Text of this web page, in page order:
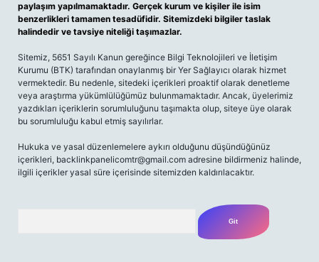
paylaşım yapılmamaktadır. Gerçek kurum ve kişiler ile isim
benzerlikleri tamamen tesadüfidir. Sitemizdeki bilgiler taslak
halindedir ve tavsiye niteliği taşımazlar.
Sitemiz, 5651 Sayılı Kanun gereğince Bilgi Teknolojileri ve İletişim
Kurumu (BTK) tarafından onaylanmış bir Yer Sağlayıcı olarak hizmet
vermektedir. Bu nedenle, sitedeki içerikleri proaktif olarak denetleme
veya araştırma yükümlülüğümüz bulunmamaktadır. Ancak, üyelerimiz
yazdıkları içeriklerin sorumluluğunu taşımakta olup, siteye üye olarak
bu sorumluluğu kabul etmiş sayılırlar.
Hukuka ve yasal düzenlemelere aykırı olduğunu düşündüğünüz
içerikleri, backlinkpanelicomtr@gmail.com adresine bildirmeniz halinde,
ilgili içerikler yasal süre içerisinde sitemizden kaldırılacaktır.